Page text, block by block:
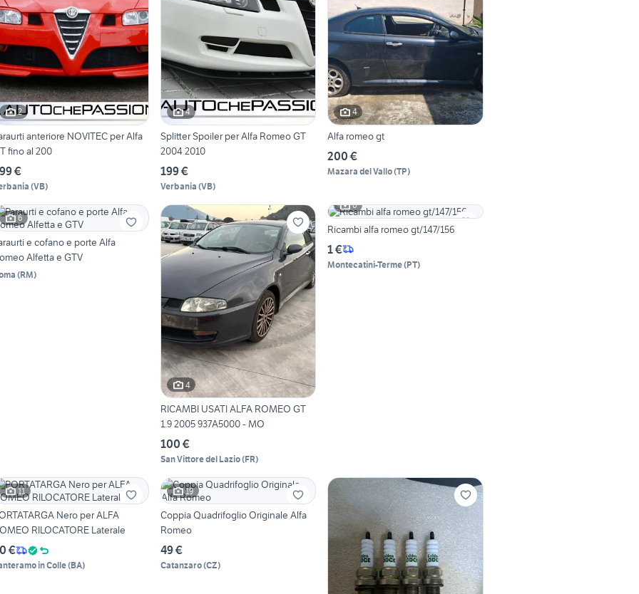
2
anteriore NOVITEC per Alfa
fino al 200
€
(VB)
4
Splitter Spoiler per Alfa Romeo GT
2004 2010
199 €
Verbania (VB)
4
Alfa romeo gt
200 €
Mazara del Vallo(TP)
6
e cofano e porte Alfa
Alfetta e GTV
(RM)
4
RICAMBI USATI ALFA ROMEO GT
1.9 2005 937A5000 - MO
100 €
San Vittore del Lazio(FR)
6
Ricambi alfa romeo gt/147/156
1 €
Montecatini-Terme(PT)
11
Nero per ALFA
RILOCATORE Laterale
€
in Colle(BA)
19
Coppia Quadrifoglio Originale Alfa
Romeo
49 €
Catanzaro(CZ)